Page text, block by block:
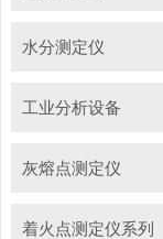
水分测定仪
工业分析设备
灰熔点测定仪
着火点测定仪系列